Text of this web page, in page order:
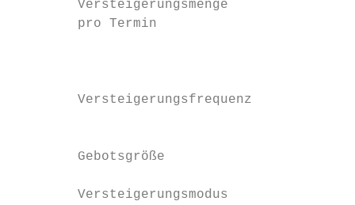
Versteigerungsmenge
pro Termin
Versteigerungsfrequenz
Gebotsgröße
Versteigerungsmodus